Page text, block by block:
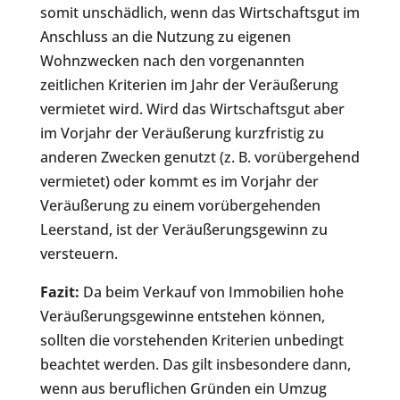
somit unschädlich, wenn das Wirtschaftsgut im
Anschluss an die Nutzung zu eigenen
Wohnzwecken nach den vorgenannten
zeitlichen Kriterien im Jahr der Veräußerung
vermietet wird. Wird das Wirtschaftsgut aber
im Vorjahr der Veräußerung kurzfristig zu
anderen Zwecken genutzt (z. B. vorübergehend
vermietet) oder kommt es im Vorjahr der
Veräußerung zu einem vorübergehenden
Leerstand, ist der Veräußerungsgewinn zu
versteuern.
Fazit: Da beim Verkauf von Immobilien hohe
Veräußerungsgewinne entstehen können,
sollten die vorstehenden Kriterien unbedingt
beachtet werden. Das gilt insbesondere dann,
wenn aus beruflichen Gründen ein Umzug